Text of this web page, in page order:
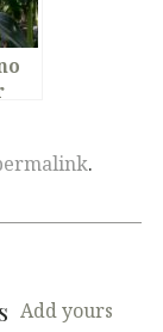
.
Add yours